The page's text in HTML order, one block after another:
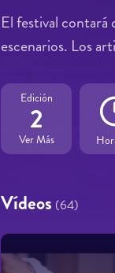
El festival contará
escenarios. Los
Edición
2
Ver Más
Vídeos (64)